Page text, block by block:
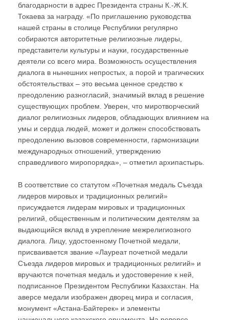
благодарности в адрес Президента страны К.-Ж.К.
Токаева за награду. «По приглашению руководства
нашей страны в столице Республики регулярно
собираются авторитетные религиозные лидеры,
представители культуры и науки, государственные
деятели со всего мира. Возможность осуществления
диалога в нынешних непростых, а порой и трагических
обстоятельствах – это весьма ценное средство к
преодолению разногласий, значимый вклад в решение
существующих проблем. Уверен, что миротворческий
диалог религиозных лидеров, обладающих влиянием на
умы и сердца людей, может и должен способствовать
преодолению вызовов современности, гармонизации
международных отношений, утверждению
справедливого миропорядка», – отметил архипастырь.
В соответствие со статутом «Почетная медаль Съезда
лидеров мировых и традиционных религий»
присуждается лидерам мировых и традиционных
религий, общественным и политическим деятелям за
выдающийся вклад в укрепление межрелигиозного
диалога. Лицу, удостоенному Почетной медали,
присваивается звание «Лауреат почетной медали
Съезда лидеров мировых и традиционных религий» и
вручаются почетная медаль и удостоверение к ней,
подписанное Президентом Республики Казахстан. На
аверсе медали изображен дворец мира и согласия,
монумент «Астана-Байтерек» и элементы